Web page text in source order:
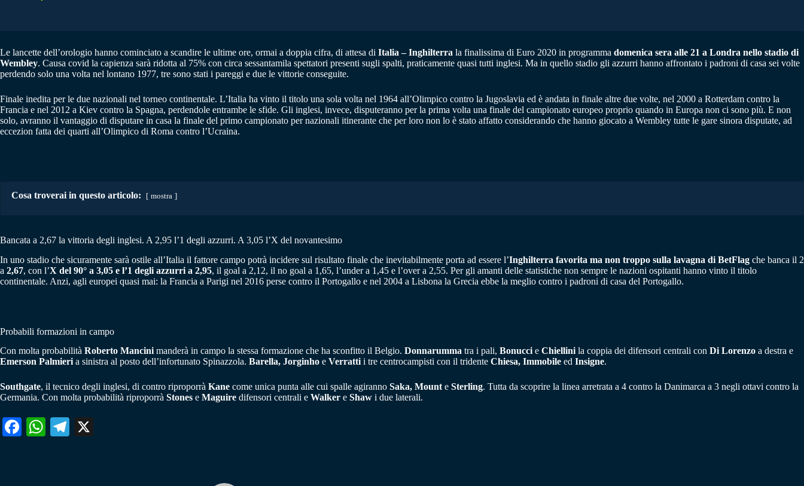
Le lancette dell’orologio hanno cominciato a scandire le ultime ore, ormai a doppia cifra, di attesa di Italia – Inghilterra la finalissima di Euro 2020 in programma domenica sera alle 21 a Londra nello stadio di
Wembley. Causa covid la capienza sarà ridotta al 75% con circa sessantamila spettatori presenti sugli spalti, praticamente quasi tutti inglesi. Ma in quello stadio gli azzurri hanno affrontato i padroni di casa sei volte
perdendo solo una volta nel lontano 1977, tre sono stati i pareggi e due le vittorie conseguite.
Finale inedita per le due nazionali nel torneo continentale. L’Italia ha vinto il titolo una sola volta nel 1964 all’Olimpico contro la Jugoslavia ed è andata in finale altre due volte, nel 2000 a Rotterdam contro la
Francia e nel 2012 a Kiev contro la Spagna, perdendole entrambe le sfide. Gli inglesi, invece, disputeranno per la prima volta una finale del campionato europeo proprio quando in Europa non ci sono più. E non
solo, avranno il vantaggio di disputare in casa la finale del primo campionato per nazionali itinerante che per loro non lo è stato affatto considerando che hanno giocato a Wembley tutte le gare sinora disputate, ad
eccezion fatta dei quarti all’Olimpico di Roma contro l’Ucraina.
Cosa troverai in questo articolo: mostra
Bancata a 2,67 la vittoria degli inglesi. A 2,95 l’1 degli azzurri. A 3,05 l’X del novantesimo
In uno stadio che sicuramente sarà ostile all’Italia il fattore campo potrà incidere sul risultato finale che inevitabilmente porta ad essere l’Inghilterra favorita ma non troppo sulla lavagna di BetFlag che banca il 2
a 2,67, con l’X del 90° a 3,05 e l’1 degli azzurri a 2,95, il goal a 2,12, il no goal a 1,65, l’under a 1,45 e l’over a 2,55. Per gli amanti delle statistiche non sempre le nazioni ospitanti hanno vinto il titolo
continentale. Anzi, agli europei quasi mai: la Francia a Parigi nel 2016 perse contro il Portogallo e nel 2004 a Lisbona la Grecia ebbe la meglio contro i padroni di casa del Portogallo.
Probabili formazioni in campo
Con molta probabilità Roberto Mancinimanderà in campo la stessa formazione che ha sconfitto il Belgio. Donnarumma tra i pali, Bonuccie Chiellinila coppia dei difensori centrali con Di Lorenzo a destra e
Emerson Palmieria sinistra al posto dell’infortunato Spinazzola. Barella, Jorginho e Verrattii tre centrocampisti con il tridente Chiesa, Immobile ed Insigne.
Southgate, il tecnico degli inglesi, di contro riproporrà Kane come unica punta alle cui spalle agiranno Saka, Mounte Sterling. Tutta da scoprire la linea arretrata a 4 contro la Danimarca a 3 negli ottavi contro la
Germania. Con molta probabilità riproporrà Stones e Maguire difensori centrali e Walker e Shaw i due laterali.
Fa W
Te